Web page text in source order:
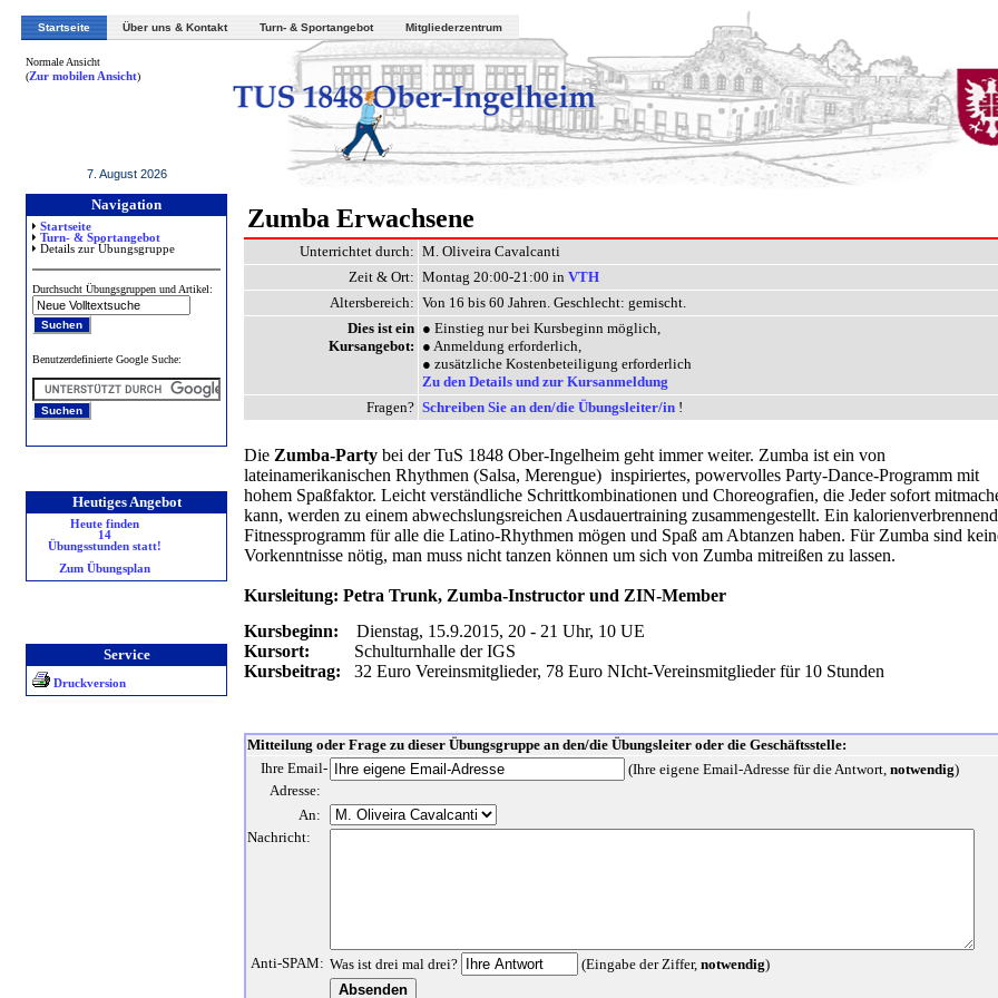
Startseite Über uns & Kontakt Turn- & Sportangebot Mitgliederzentrum
Normale Ansicht
(Zur mobilen Ansicht)
7. August 2026
Navigation
Startseite
Turn- & Sportangebot
Details zur Übungsgruppe
Durchsucht Übungsgruppen und Artikel:
Benutzerdefinierte Google Suche:
Heutiges Angebot
Heute finden
14
Übungsstunden statt!
Zum Übungsplan
Service
Druckversion
Zumba Erwachsene
Unterrichtet durch: M. Oliveira Cavalcanti
Zeit & Ort: Montag 20:00-21:00 in VTH
Altersbereich: Von 16 bis 60 Jahren. Geschlecht: gemischt.
Dies ist ein
Kursangebot:
● Einstieg nur bei Kursbeginn möglich,
● Anmeldung erforderlich,
● zusätzliche Kostenbeteiligung erforderlich
Zu den Details und zur Kursanmeldung
Fragen? Schreiben Sie an den/die Übungsleiter/in !
Die Zumba-Party bei der TuS 1848 Ober-Ingelheim geht immer weiter. Zumba ist ein von
lateinamerikanischen Rhythmen (Salsa, Merengue) inspiriertes, powervolles Party-Dance-Programm mit
hohem Spaßfaktor. Leicht verständliche Schrittkombinationen und Choreografien, die Jeder sofort
kann, werden zu einem abwechslungsreichen Ausdauertraining zusammengestellt. Ein
Fitnessprogramm für alle die Latino-Rhythmen mögen und Spaß am Abtanzen haben. Für Zumba sind
Vorkenntnisse nötig, man muss nicht tanzen können um sich von Zumba mitreißen zu lassen.
Kursleitung: Petra Trunk, Zumba-Instructor und ZIN-Member
Kursbeginn: Dienstag, 15.9.2015, 20 - 21 Uhr, 10 UE
Kursort: Schulturnhalle der IGS
Kursbeitrag: 32 Euro Vereinsmitglieder, 78 Euro NIcht-Vereinsmitglieder für 10 Stunden
Mitteilung oder Frage zu dieser Übungsgruppe an den/die Übungsleiter oder die Geschäftsstelle:
Ihre Email-
Adresse:
(Ihre eigene Email-Adresse für die Antwort, notwendig)
An:
Nachricht:
Anti-SPAM: Was ist drei mal drei? (Eingabe der Ziffer, notwendig)